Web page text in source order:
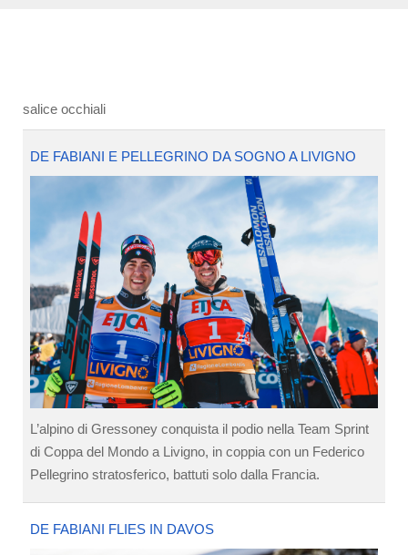
salice occhiali
DE FABIANI E PELLEGRINO DA SOGNO A LIVIGNO
L’alpino di Gressoney conquista il podio nella Team Sprint
di Coppa del Mondo a Livigno, in coppia con un Federico
Pellegrino stratosferico, battuti solo dalla Francia.
DE FABIANI FLIES IN DAVOS